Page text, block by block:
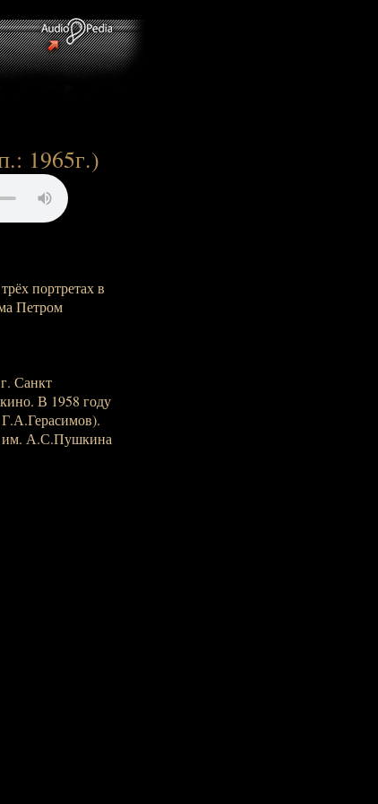
1965г.)
портретах в
Петром
Санкт
В 1958 году
им. А.С.Пушкина